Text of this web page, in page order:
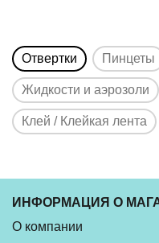
Отвертки Пинцеты
Жидкости и аэрозоли
Клей / Клейкая лента
ИНФОРМАЦИЯ О
О компании